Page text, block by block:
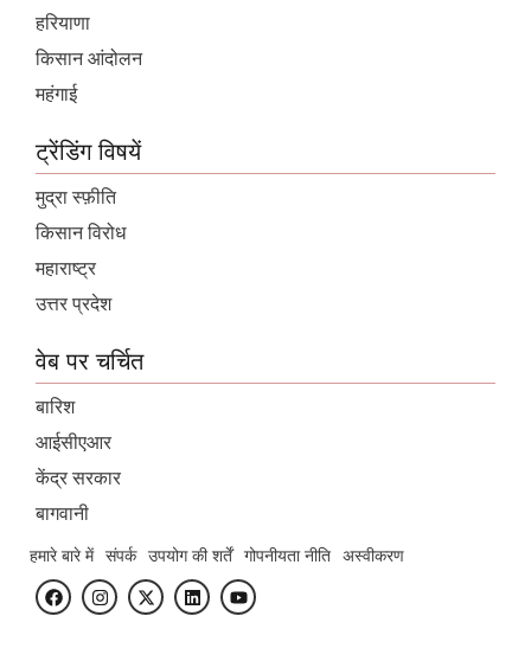
हरियाणा
किसान आंदोलन
महंगाई
ट्रेंडिंग विषयें
मुद्रा स्फ़ीति
किसान विरोध
महाराष्ट्र
उत्तर प्रदेश
वेब पर चर्चित
बारिश
आईसीएआर
केंद्र सरकार
बागवानी
हमारे बारे में संपर्क उपयोग की शर्तें गोपनीयता नीति अस्वीकरण